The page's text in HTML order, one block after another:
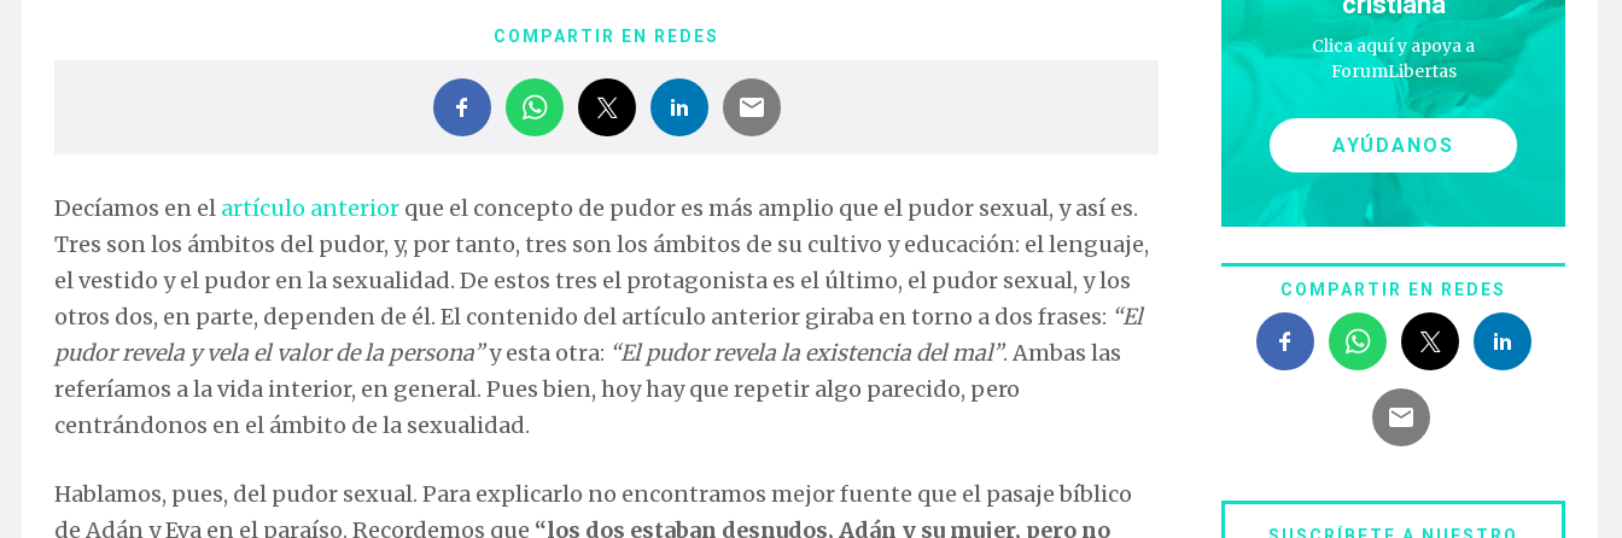
COMPARTIR EN REDES
Decíamos en el artículo anterior que el concepto de pudor es más amplio que el pudor sexual, y así es.
Tres son los ámbitos del pudor, y, por tanto, tres son los ámbitos de su cultivo y educación: el lenguaje,
el vestido y el pudor en la sexualidad. De estos tres el protagonista es el último, el pudor sexual, y los
otros dos, en parte, dependen de él. El contenido del artículo anterior giraba en torno a dos frases: “El
pudor revela y vela el valor de la persona”y esta otra: “El pudor revela la existencia del mal”. Ambas las
referíamos a la vida interior, en general. Pues bien, hoy hay que repetir algo parecido, pero
centrándonos en el ámbito de la sexualidad.
Hablamos, pues, del pudor sexual. Para explicarlo no encontramos mejor fuente que el pasaje bíblico
de Adán y Eva en el paraíso. Recordemos que “los dos estaban desnudos, Adán y su mujer, pero no
Clica aquí y apoya a
ForumLibertas
AYÚDANOS
COMPARTIR EN REDES